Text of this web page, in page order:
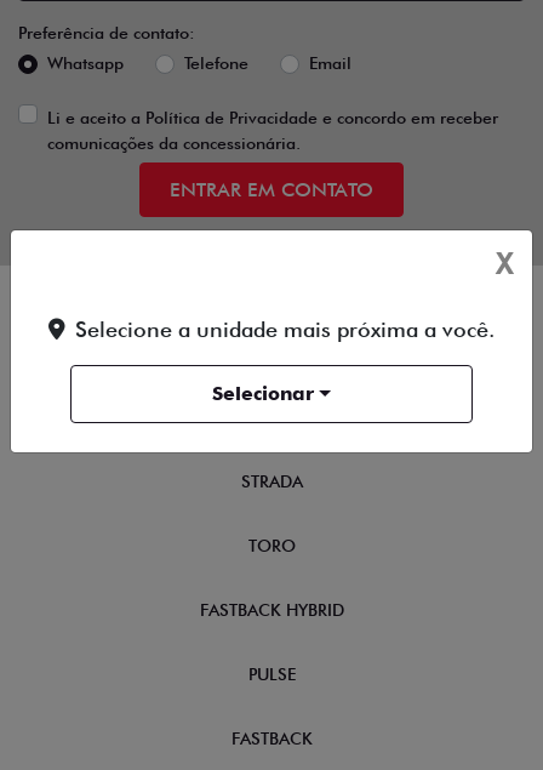
Preferência de contato:
Whatsapp
Telefone Email
Li e aceito a Política de Privacidade e concordo em receber
comunicações da concessionária.
ENTRAR EM CONTATO
TITANO
STRADA
TORO
FASTBACK HYBRID
PULSE
FASTBACK
X
Selecione a unidade mais próxima a você.
Selecionar